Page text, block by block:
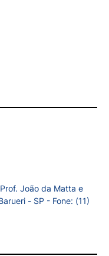
João da Matta e
- SP - Fone: (11)